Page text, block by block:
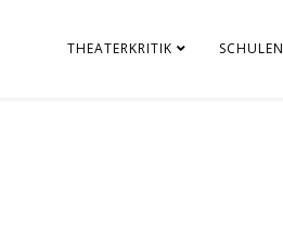
THEATERKRITIK SCHULEN